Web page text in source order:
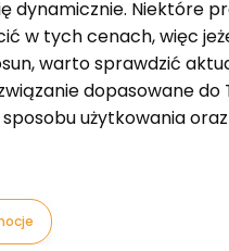
dynamicznie. Niektóre
w tych cenach, więc
warto sprawdzić
dopasowane do
użytkowania